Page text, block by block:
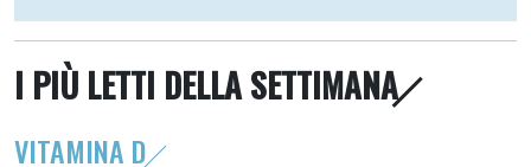
I PIÙ LETTI DELLA SETTIMANA
VITAMINA D